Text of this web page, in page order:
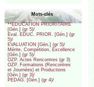
Mots-clés
**EDUCATION PRIORITAIRE
[Gén.] (gr 5)/
Eval. EDUC. PRIOR. [Gén.] (gr
5)/
EVALUATION [Gén.] (gr 5)/
Mérite, Compétition, Excellence
[Gén.] (gr 5)/
OZP. Actes Rencontres (gr 3)
OZP. Formations (Rencontres
et Journées) et Productions
[Gén.] (gr 3)/
PEDAG. [Gén.] (gr 4)/